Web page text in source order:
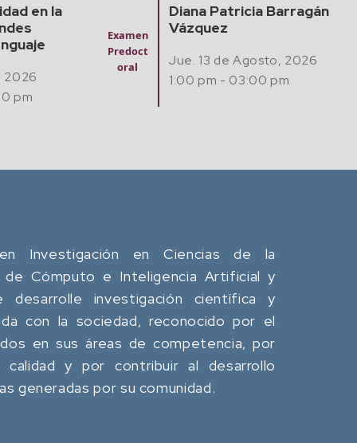
Barragán
pm
rio
Matem
ación y
Finding Algebraic
Mathematical Models
Data with Artificial
Intelligence
Investigación en Ciencias de la
de Cómputo e Inteligencia Artificial y
investigación científica y
con la sociedad, reconocido por el
en sus áreas de competencia, por
calidad y por contribuir al desarrollo
generadas por su comunidad.